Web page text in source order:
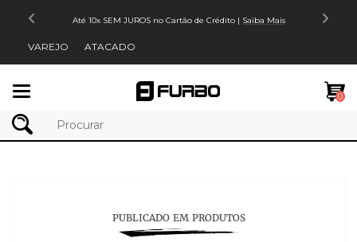
Até 10x SEM JUROS no Cartão de Crédito | Saiba Mais
VAREJO ATACADO
0
PUBLICADO EM PRODUTOS